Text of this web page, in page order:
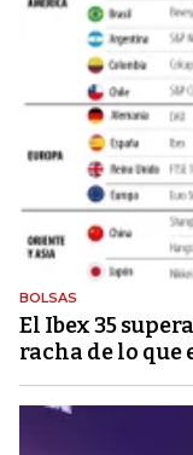
BOLSAS
El Ibex 35
racha de lo que